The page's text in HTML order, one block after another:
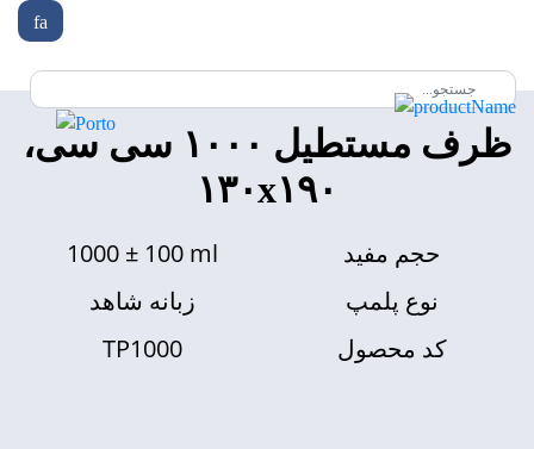
fa
ظرف مستطیل ۱۰۰۰ سی سی،
۱۳۰x۱۹۰
1000 ± 100 ml
حجم مفید
زبانه شاهد
نوع پلمپ
TP1000 کد محصول